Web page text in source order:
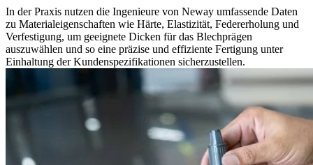
In der Praxis nutzen die Ingenieure von Neway umfassende Daten
zu Materialeigenschaften wie Härte, Elastizität, Federerholung und
Verfestigung, um geeignete Dicken für das Blechprägen
auszuwählen und so eine präzise und effiziente Fertigung unter
Einhaltung der Kundenspezifikationen sicherzustellen.